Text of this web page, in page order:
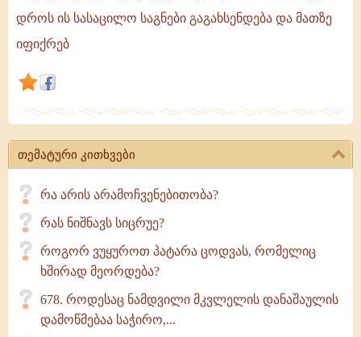
დროს ის სასაცილო საგნები გაგახსენდება და მათზე
იფიქრებ
თემატური კითხვები
რა არის არამოჩვენებითობა?
რას ნიშნავს სიცრუე?
როგორ ვუყუროთ პატარა ცოდვას, რომელიც
ხშირად მეორდება?
678. როდესაც ნამდვილი მკვლელის დანაშაულის
დამოწმებაა საჭირო,...